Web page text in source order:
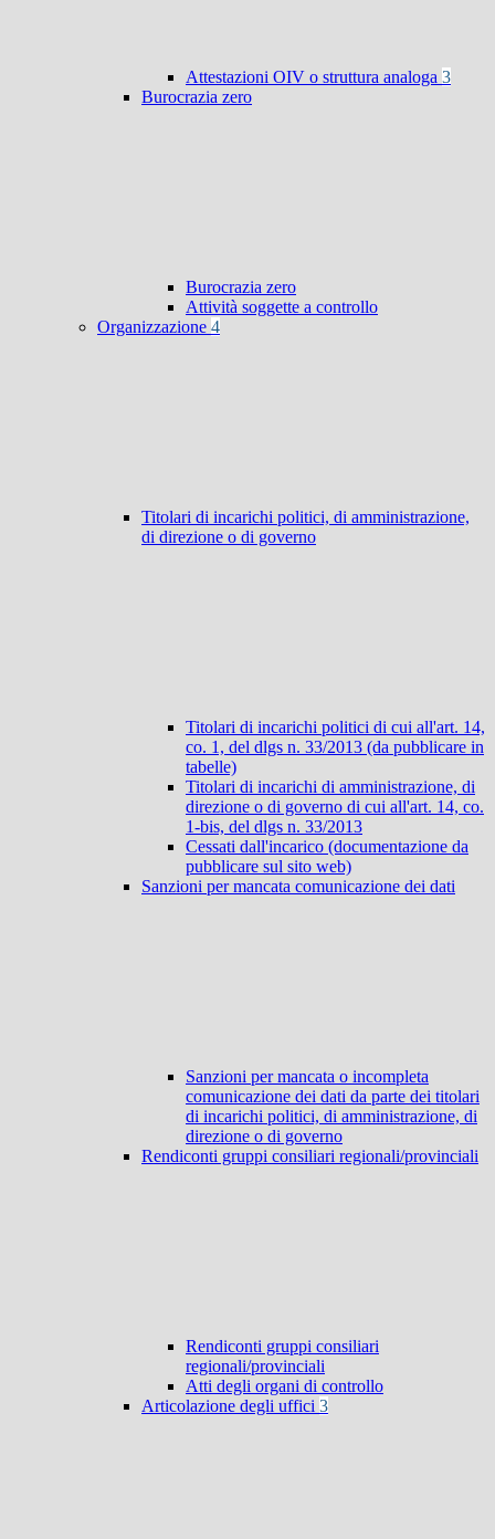
Attestazioni OIV o struttura analoga 3
Burocrazia zero
Burocrazia zero
Attività soggette a controllo
Organizzazione 4
Titolari di incarichi politici, di amministrazione,
di direzione o di governo
Titolari di incarichi politici di cui all'art. 14,
co. 1, del dlgs n. 33/2013 (da pubblicare in
tabelle)
Titolari di incarichi di amministrazione, di
direzione o di governo di cui all'art. 14, co.
1-bis, del dlgs n. 33/2013
Cessati dall'incarico (documentazione da
pubblicare sul sito web)
Sanzioni per mancata comunicazione dei dati
Sanzioni per mancata o incompleta
comunicazione dei dati da parte dei titolari
di incarichi politici, di amministrazione, di
direzione o di governo
Rendiconti gruppi consiliari regionali/provinciali
Rendiconti gruppi consiliari
regionali/provinciali
Atti degli organi di controllo
Articolazione degli uffici 3